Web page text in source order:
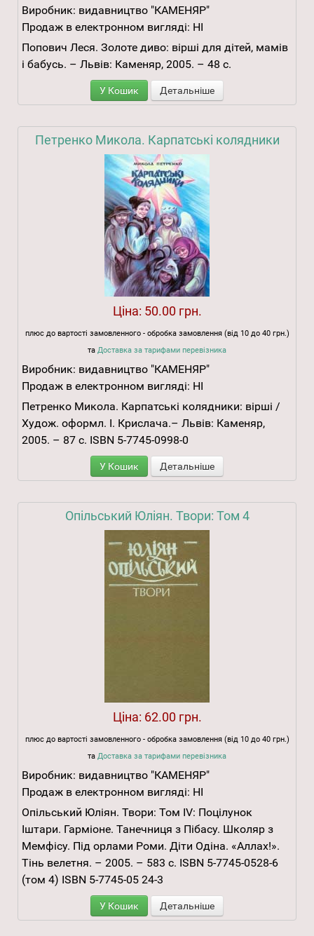
Виробник: видавництво "КАМЕНЯР"
Продаж в електронном вигляді: НІ
Попович Леся. Золоте диво: вірші для дітей, мамів
і бабусь. – Львів: Каменяр, 2005. – 48 с.
У Кошик Детальніше
Петренко Микола. Карпатські колядники
Ціна: 50.00 грн.
плюс до вартості замовленного - обробка замовлення (від 10 до 40 грн.)
та Доставка за тарифами перевізника
Виробник: видавництво "КАМЕНЯР"
Продаж в електронном вигляді: НІ
Петренко Микола. Карпатські колядники: вірші /
Худож. оформл. І. Крислача.– Львів: Каменяр,
2005. – 87 с. ISBN 5-7745-0998-0
У Кошик Детальніше
Опільський Юліян. Твори: Том 4
Ціна: 62.00 грн.
плюс до вартості замовленного - обробка замовлення (від 10 до 40 грн.)
та Доставка за тарифами перевізника
Виробник: видавництво "КАМЕНЯР"
Продаж в електронном вигляді: НІ
Опільський Юліян. Твори: Том ІV: Поцілунок
Іштари. Гарміоне. Танечниця з Пібасу. Школяр з
Мемфісу. Під орлами Роми. Діти Одіна. «Аллах!».
Тінь велетня. – 2005. – 583 с. ISBN 5-7745-0528-6
(том 4) ISBN 5-7745-05 24-3
У Кошик Детальніше